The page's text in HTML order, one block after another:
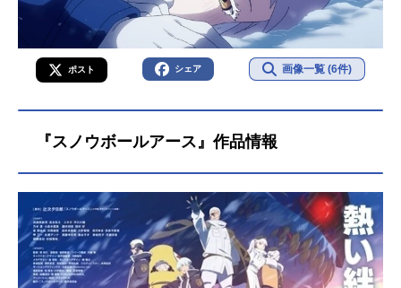
ポスト シェア 画像一覧 (6件)
『スノウボールアース』作品情報